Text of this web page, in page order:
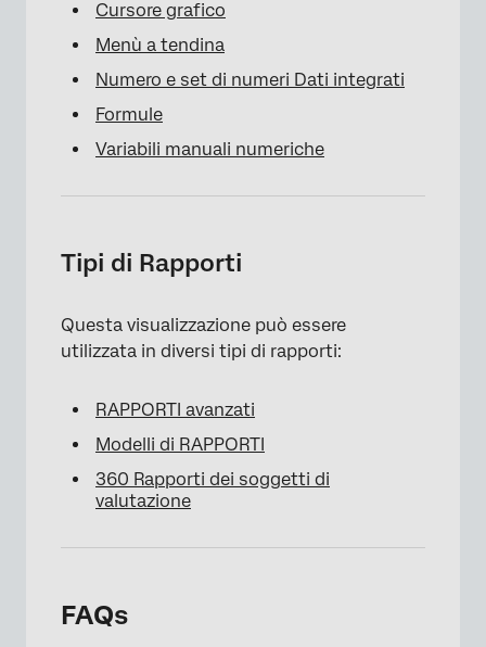
Cursore grafico
Menù a tendina
Numero e set di numeri Dati integrati
Formule
Variabili manuali numeriche
Tipi di Rapporti
Questa visualizzazione può essere
utilizzata in diversi tipi di rapporti:
RAPPORTI avanzati
Modelli di RAPPORTI
360 Rapporti dei soggetti di
valutazione
FAQs